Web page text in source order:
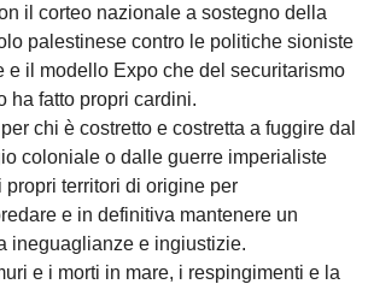
il corteo nazionale a sostegno della
palestinese contro le politiche sioniste
e il modello Expo che del securitarismo
ha fatto propri cardini.
chi è costretto e costretta a fuggire dal
coloniale o dalle guerre imperialiste
territori di origine per
e in definitiva mantenere un
ineguaglianze e ingiustizie.
e i morti in mare, i respingimenti e la